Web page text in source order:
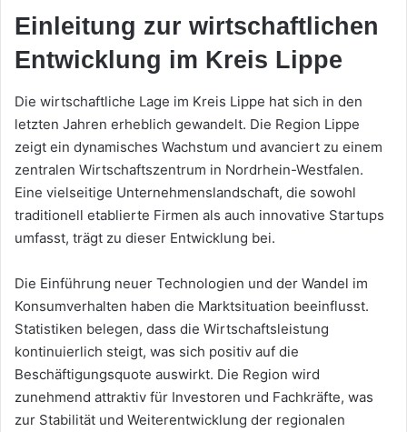
Einleitung zur wirtschaftlichen
Entwicklung im Kreis Lippe
Die wirtschaftliche Lage im Kreis Lippe hat sich in den
letzten Jahren erheblich gewandelt. Die Region Lippe
zeigt ein dynamisches Wachstum und avanciert zu einem
zentralen Wirtschaftszentrum in Nordrhein-Westfalen.
Eine vielseitige Unternehmenslandschaft, die sowohl
traditionell etablierte Firmen als auch innovative Startups
umfasst, trägt zu dieser Entwicklung bei.
Die Einführung neuer Technologien und der Wandel im
Konsumverhalten haben die Marktsituation beeinflusst.
Statistiken belegen, dass die Wirtschaftsleistung
kontinuierlich steigt, was sich positiv auf die
Beschäftigungsquote auswirkt. Die Region wird
zunehmend attraktiv für Investoren und Fachkräfte, was
zur Stabilität und Weiterentwicklung der regionalen